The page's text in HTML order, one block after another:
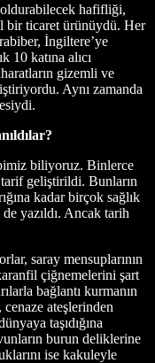
hafifliği,
bir ticaret ürünüydü. Her
İngiltere’ye
10 katına alıcı
gizemli ve
Aynı zamanda
biliyoruz. Binlerce
tarif geliştirildi. Bunların
kadar birçok sağlık
yazıldı. Ancak tarih
saray mensuplarının
çiğnemelerini şart
bağlantı kurmanın
ateşlerinden
taşıdığına
burun deliklerine
ise kakuleyle